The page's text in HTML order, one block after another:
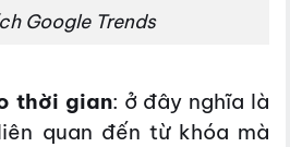
Google Trends
thời gian: ở đây nghĩa là
quan đến từ khóa mà